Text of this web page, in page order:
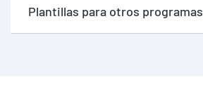
Plantillas para otros programas